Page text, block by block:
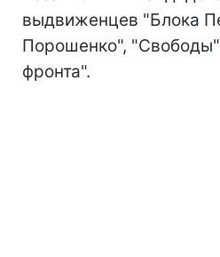
выдвиженцев "Блока
Порошенко",
фронта".